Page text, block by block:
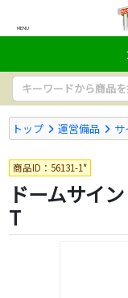
MENU
トップ 運営備品 サ
商品ID：56131-1*
ドームサイ
T